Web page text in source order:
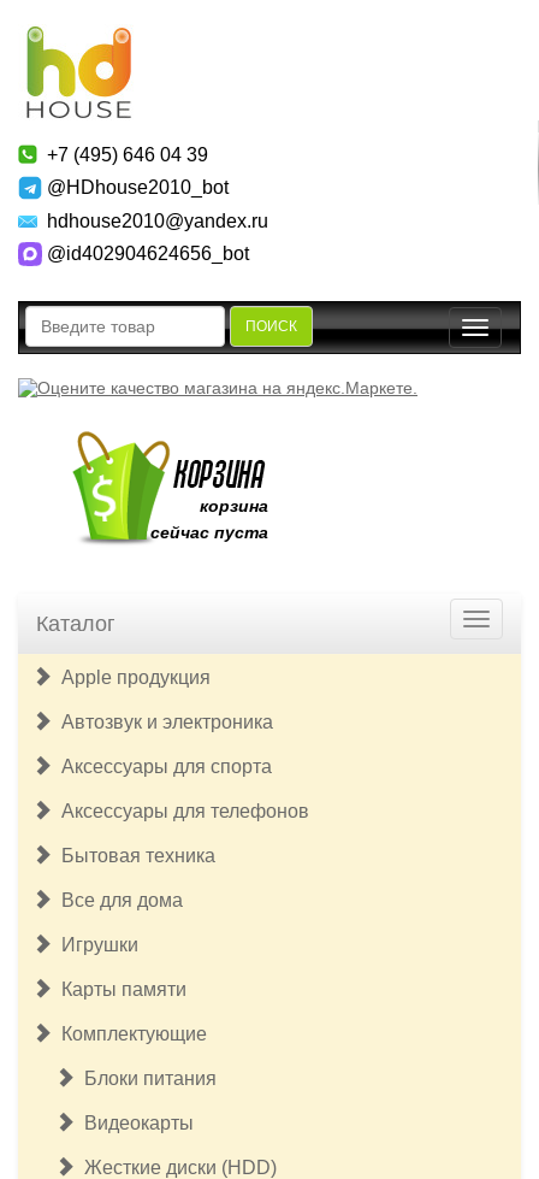
+7 (495) 646 04 39
@HDhouse2010_bot
hdhouse2010@yandex.ru
@id402904624656_bot
ПОИСК
Toggle
корзина
сейчас пуста
Каталог
Apple продукция
Автозвук и электроника
Аксессуары для спорта
Аксессуары для телефонов
Бытовая техника
Все для дома
Игрушки
Карты памяти
Комплектующие
Блоки питания
Видеокарты
Жесткие диски (HDD)